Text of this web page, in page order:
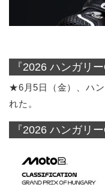
『2026 ハンガリ
★6月5日（金）、ハ
れた。
『2026 ハンガリ